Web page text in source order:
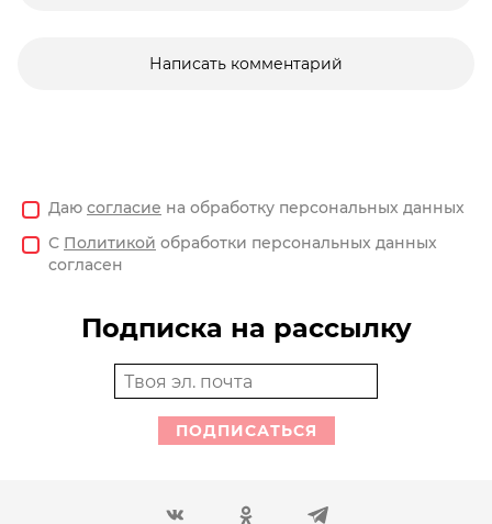
Написать комментарий
Даю согласие на обработку персональных данных
С Политикой обработки персональных данных
согласен
Подписка на рассылку
ПОДПИСАТЬСЯ